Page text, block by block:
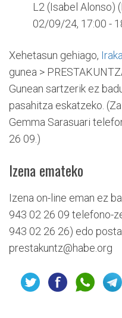
L2 (Isabel Alonso)
02/09/24, 17:00 -
Xehetasun gehiago,
gunea >
Gunean sartzerik ez
pasahitza eskatzeko.
Gemma Sarasuari
26 09.)
Izena emateko
Izena on-line eman ez
943 02 26 09 telefono-
943 02 26 26) edo
prestakuntz@habe.org